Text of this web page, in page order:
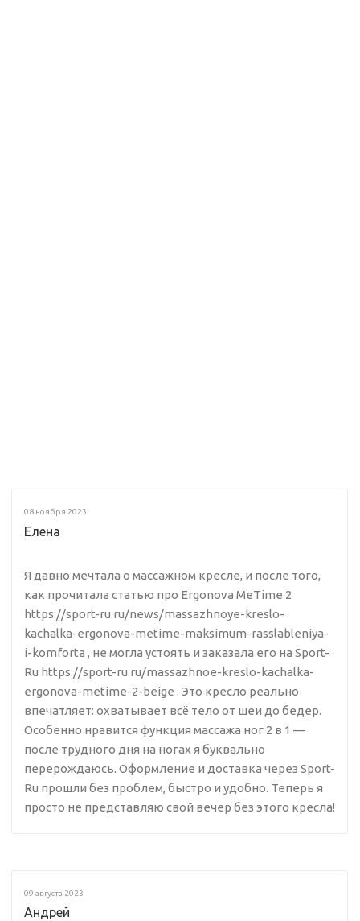
08 ноября 2023
Елена
Я давно мечтала о массажном кресле, и после того,
как прочитала статью про Ergonova MeTime 2
https://sport-ru.ru/news/massazhnoye-kreslo-
kachalka-ergonova-metime-maksimum-rasslableniya-
i-komforta , не могла устоять и заказала его на Sport-
Ru https://sport-ru.ru/massazhnoe-kreslo-kachalka-
ergonova-metime-2-beige . Это кресло реально
впечатляет: охватывает всё тело от шеи до бедер.
Особенно нравится функция массажа ног 2 в 1 —
после трудного дня на ногах я буквально
перерождаюсь. Оформление и доставка через Sport-
Ru прошли без проблем, быстро и удобно. Теперь я
просто не представляю свой вечер без этого кресла!
09 августа 2023
Андрей